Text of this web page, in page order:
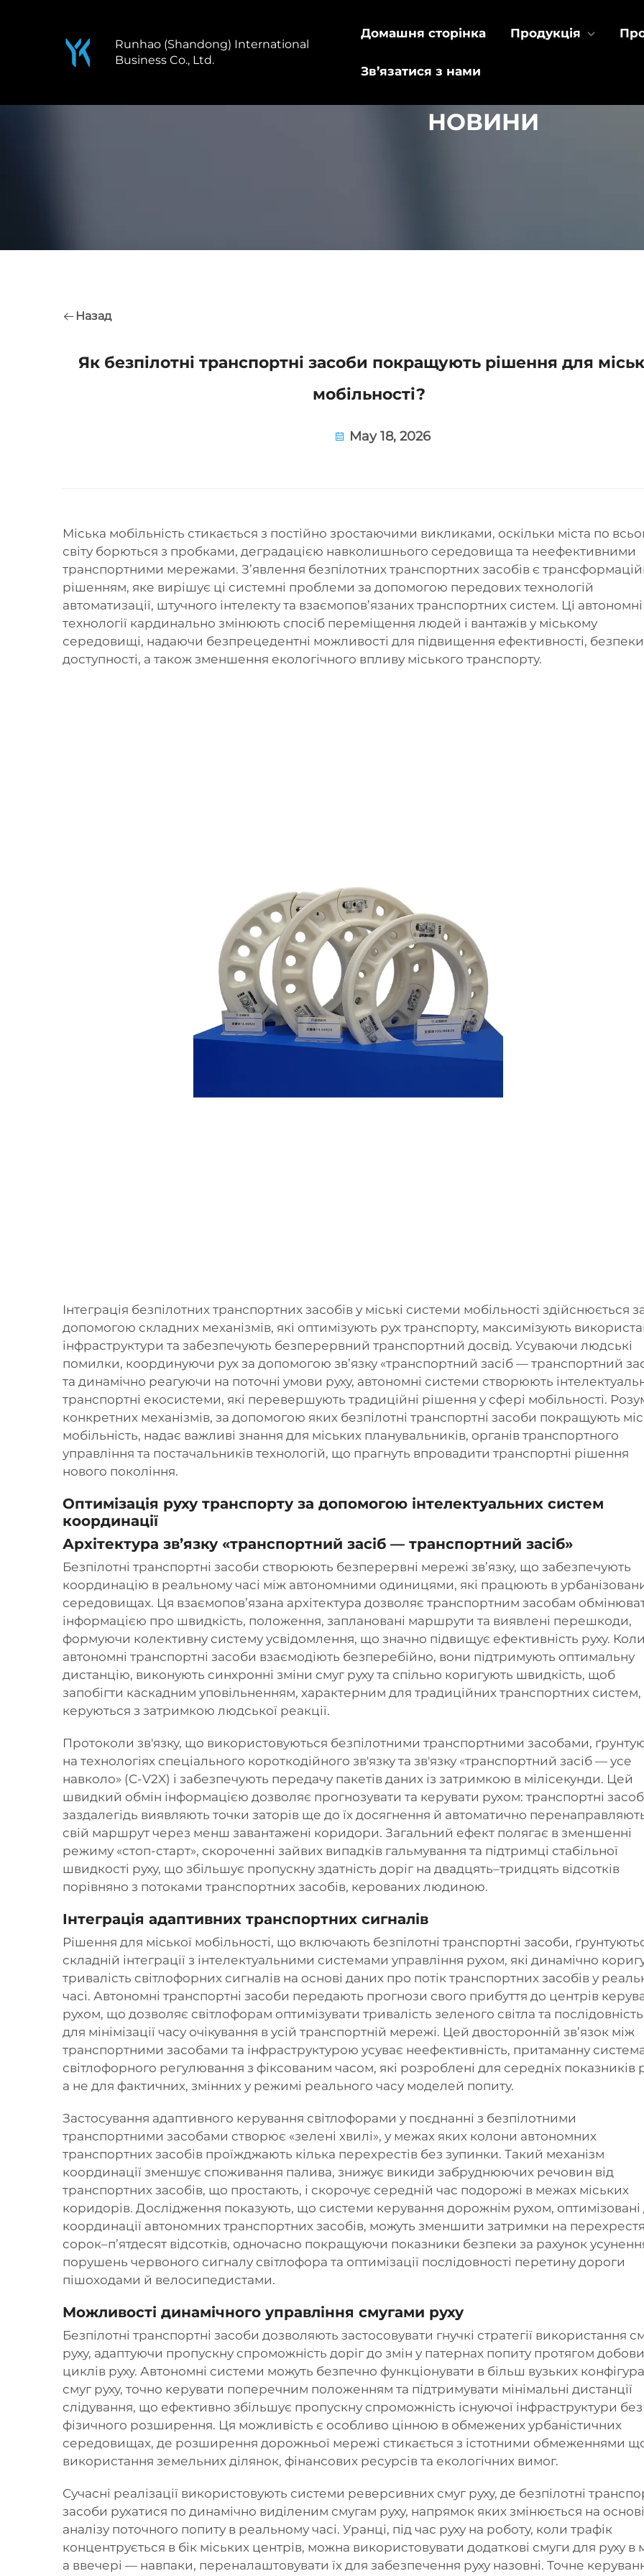
Runhao (Shandong) International
Business Co., Ltd.
Домашня сторінка Продукція
Зв’язатися з нами
НОВИНИ
Назад
Як безпілотні транспортні засоби покращують рішення для
мобільності?
May 18, 2026
Міська мобільність стикається з постійно зростаючими викликами, оскільки міста по
світу борються з пробками, деградацією навколишнього середовища та неефективними
транспортними мережами. З’явлення безпілотних транспортних засобів є
рішенням, яке вирішує ці системні проблеми за допомогою передових технологій
автоматизації, штучного інтелекту та взаємопов’язаних транспортних систем. Ці автономні
технології кардинально змінюють спосіб переміщення людей і вантажів у міському
середовищі, надаючи безпрецедентні можливості для підвищення ефективності,
доступності, а також зменшення екологічного впливу міського транспорту.
Інтеграція безпілотних транспортних засобів у міські системи мобільності здійснюється
допомогою складних механізмів, які оптимізують рух транспорту, максимізують
інфраструктури та забезпечують безперервний транспортний досвід. Усуваючи людські
помилки, координуючи рух за допомогою зв’язку «транспортний засіб — транспортний
та динамічно реагуючи на поточні умови руху, автономні системи створюють
транспортні екосистеми, які перевершують традиційні рішення у сфері мобільності.
конкретних механізмів, за допомогою яких безпілотні транспортні засоби покращують
мобільність, надає важливі знання для міських планувальників, органів транспортного
управління та постачальників технологій, що прагнуть впровадити транспортні рішення
нового покоління.
Оптимізація руху транспорту за допомогою інтелектуальних систем
координації
Архітектура зв’язку «транспортний засіб — транспортний засіб»
Безпілотні транспортні засоби створюють безперервні мережі зв’язку, що забезпечують
координацію в реальному часі між автономними одиницями, які працюють в
середовищах. Ця взаємопов’язана архітектура дозволяє транспортним засобам
інформацією про швидкість, положення, заплановані маршрути та виявлені перешкоди,
формуючи колективну систему усвідомлення, що значно підвищує ефективність руху. Коли
автономні транспортні засоби взаємодіють безперебійно, вони підтримують оптимальну
дистанцію, виконують синхронні зміни смуг руху та спільно коригують швидкість, щоб
запобігти каскадним уповільненням, характерним для традиційних транспортних
керуються з затримкою людської реакції.
Протоколи зв'язку, що використовуються безпілотними транспортними засобами,
на технологіях спеціального короткодійного зв'язку та зв'язку «транспортний засіб — усе
навколо» (C-V2X) і забезпечують передачу пакетів даних із затримкою в мілісекунди. Цей
швидкий обмін інформацією дозволяє прогнозувати та керувати рухом: транспортні
заздалегідь виявляють точки заторів ще до їх досягнення й автоматично
свій маршрут через менш завантажені коридори. Загальний ефект полягає в зменшенні
режиму «стоп-старт», скороченні зайвих випадків гальмування та підтримці стабільної
швидкості руху, що збільшує пропускну здатність доріг на двадцять–тридцять відсотків
порівняно з потоками транспортних засобів, керованих людиною.
Інтеграція адаптивних транспортних сигналів
Рішення для міської мобільності, що включають безпілотні транспортні засоби,
складній інтеграції з інтелектуальними системами управління рухом, які динамічно
тривалість світлофорних сигналів на основі даних про потік транспортних засобів у
часі. Автономні транспортні засоби передають прогнози свого прибуття до центрів
рухом, що дозволяє світлофорам оптимізувати тривалість зеленого світла та
для мінімізації часу очікування в усій транспортній мережі. Цей двосторонній зв’язок між
транспортними засобами та інфраструктурою усуває неефективність, притаманну
світлофорного регулювання з фіксованим часом, які розроблені для середніх показників
а не для фактичних, змінних у режимі реального часу моделей попиту.
Застосування адаптивного керування світлофорами у поєднанні з безпілотними
транспортними засобами створює «зелені хвилі», у межах яких колони автономних
транспортних засобів проїжджають кілька перехрестів без зупинки. Такий механізм
координації зменшує споживання палива, знижує викиди забруднюючих речовин від
транспортних засобів, що простають, і скорочує середній час подорожі в межах міських
коридорів. Дослідження показують, що системи керування дорожнім рухом, оптимізовані
координації автономних транспортних засобів, можуть зменшити затримки на
сорок–п’ятдесят відсотків, одночасно покращуючи показники безпеки за рахунок
порушень червоного сигналу світлофора та оптимізації послідовності перетину дороги
пішоходами й велосипедистами.
Можливості динамічного управління смугами руху
Безпілотні транспортні засоби дозволяють застосовувати гнучкі стратегії використання
руху, адаптуючи пропускну спроможність доріг до змін у патернах попиту протягом
циклів руху. Автономні системи можуть безпечно функціонувати в більш вузьких
смуг руху, точно керувати поперечним положенням та підтримувати мінімальні дистанції
слідування, що ефективно збільшує пропускну спроможність існуючої інфраструктури без
фізичного розширення. Ця можливість є особливо цінною в обмежених урбаністичних
середовищах, де розширення дорожньої мережі стикається з істотними обмеженнями
використання земельних ділянок, фінансових ресурсів та екологічних вимог.
Сучасні реалізації використовують системи реверсивних смуг руху, де безпілотні
засоби рухатися по динамічно виділеним смугам руху, напрямок яких змінюється на основі
аналізу поточного попиту в реальному часі. Уранці, під час руху на роботу, коли трафік
концентрується в бік міських центрів, можна використовувати додаткові смуги для руху в
а ввечері — навпаки, переналаштовувати їх для забезпечення руху назовні. Точне